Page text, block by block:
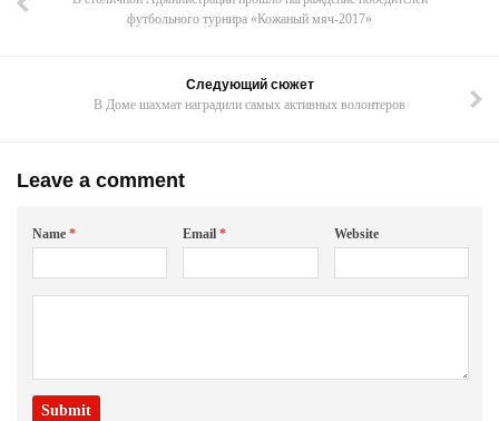
футбольного турнира «Кожаный мяч-2017»
Следующий сюжет
В Доме шахмат наградили самых активных волонтеров
Leave a comment
Name * Email* Website